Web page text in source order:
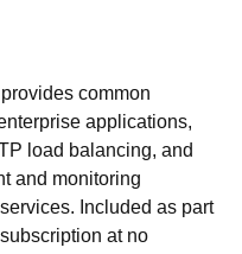
provides common
applications,
load balancing, and
and monitoring
Included as part
at no